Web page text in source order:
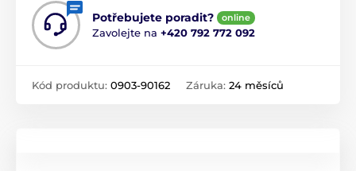
Potřebujete poradit? online
Zavolejte na +420 792 772 092
Kód produktu: 0903-90162 Záruka: 24 měsíců